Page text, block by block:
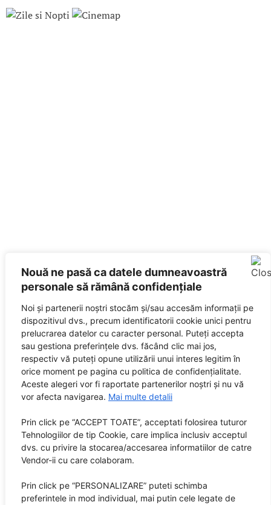
Nouă ne pasă ca datele dumneavoastră
personale să rămână confidențiale
Noi și partenerii noștri stocăm și/sau accesăm informații pe
dispozitivul dvs., precum identificatorii cookie unici pentru
prelucrarea datelor cu caracter personal. Puteți accepta
sau gestiona preferințele dvs. făcând clic mai jos,
respectiv vă puteți opune utilizării unui interes legitim în
orice moment pe pagina cu politica de confidențialitate.
Aceste alegeri vor fi raportate partenerilor noștri și nu vă
vor afecta navigarea. Mai multe detalii
Prin click pe “ACCEPT TOATE”, acceptati folosirea tuturor
Tehnologiilor de tip Cookie, care implica inclusiv acceptul
dvs. cu privire la stocarea/accesarea informatiilor de catre
Vendor-ii cu care colaboram.
Prin click pe “PERSONALIZARE” puteti schimba
preferintele in mod individual, mai putin cele legate de